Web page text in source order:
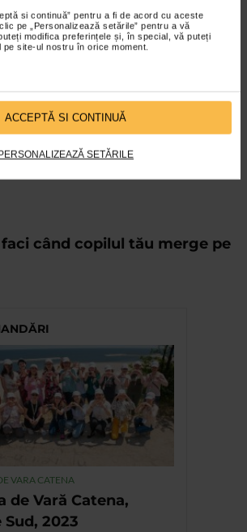
si continuă” pentru a fi de acord cu aceste
pe „Personalizează setările” pentru a vă
modifica preferințele și, în special, vă puteți
site-ul nostru în orice moment.
ACCEPTĂ SI CONTINUĂ
SETĂRILE
când copilul tău merge pe
VARA CATENA
de Vară Catena,
Sud, 2023